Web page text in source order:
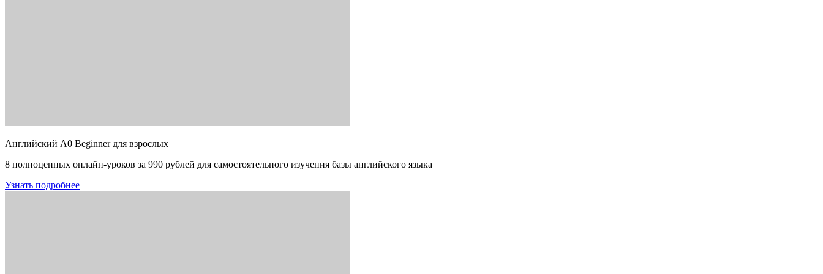
Английский A0 Beginner для взрослых
8 полноценных онлайн-уроков за 990 рублей для самостоятельного изучения базы английского языка
Узнать подробнее